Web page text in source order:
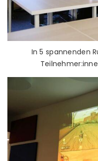
In 5 spannenden